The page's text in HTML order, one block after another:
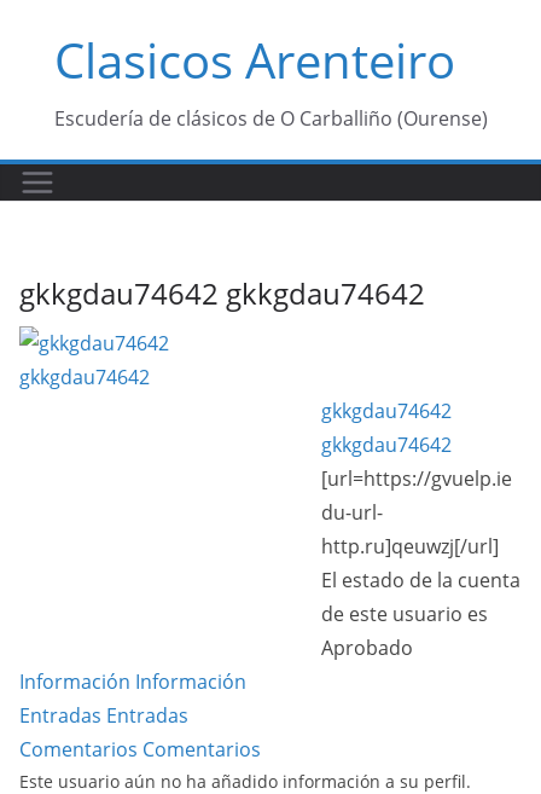
contenidoClasicos Arenteiro
Escudería de clásicos de O Carballiño (Ourense)
gkkgdau74642 gkkgdau74642
gkkgdau74642
gkkgdau74642
[url=https://gvuelp.ie
du-url-
http.ru]qeuwzj[/url]
El estado de la cuenta
de este usuario es
Aprobado
Información Información
Entradas Entradas
Comentarios Comentarios
Este usuario aún no ha añadido información a su perfil.